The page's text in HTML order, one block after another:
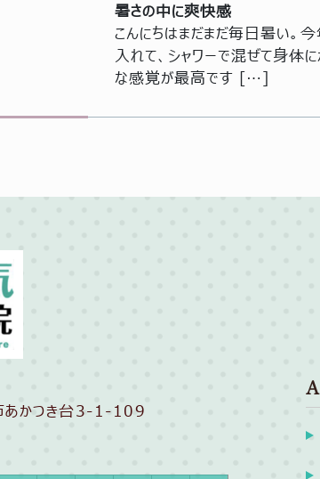
暑さの中に爽快感
こんにちはまだまだ毎日暑い。
入れて、シャワーで混ぜて身体
な感覚が最高です […]
かつき台3-1-109